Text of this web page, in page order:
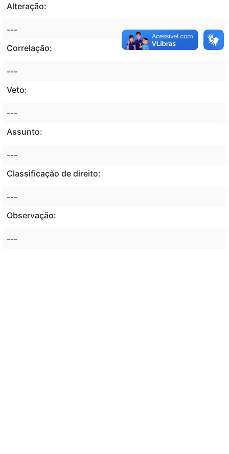
Alteração:
---
Correlação:
---
Veto:
---
Assunto:
---
Classificação de direito:
---
Observação:
---